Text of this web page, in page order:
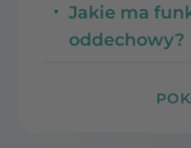
Jakie ma
oddechowy?